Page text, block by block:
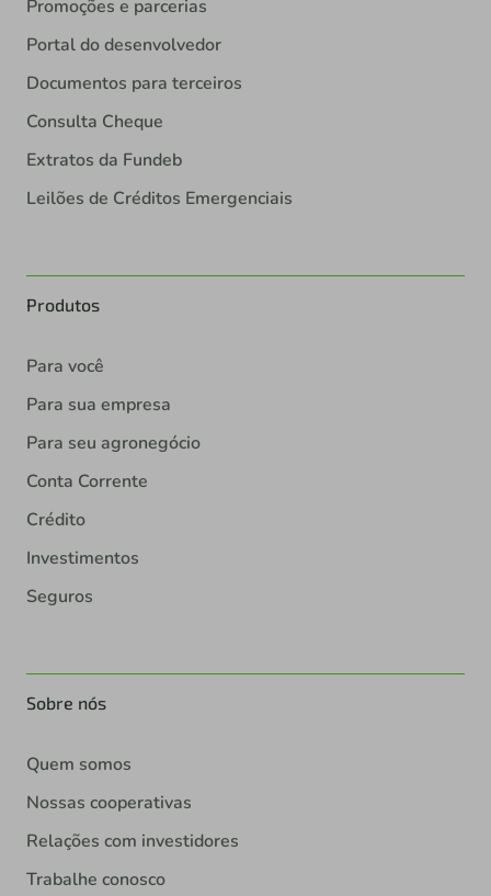
Promoções e parcerias
Portal do desenvolvedor
Documentos para terceiros
Consulta Cheque
Extratos da Fundeb
Leilões de Créditos Emergenciais
Produtos
Para você
Para sua empresa
Para seu agronegócio
Conta Corrente
Crédito
Investimentos
Seguros
Sobre nós
Quem somos
Nossas cooperativas
Relações com investidores
Trabalhe conosco